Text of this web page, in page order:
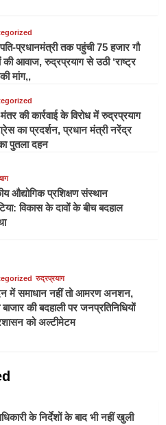
प्रधानमंत्री तक पहुंची 75 हजार गौ
आवाज, रुद्रप्रयाग से उठी ‘राष्ट्र
की मांग,,
की कार्रवाई के विरोध में रुद्रप्रयाग
का प्रदर्शन, प्रधान मंत्री नरेंद्र
पुतला दहन
औद्योगिक प्रशिक्षण संस्थान
विकास के दावों के बीच बदहाल
रुद्रप्रयाग
में समाधान नहीं तो आमरण अनशन,
बाजार की बदहाली पर जनप्रतिनिधियों
को अल्टीमेटम
के निर्देशों के बाद भी नहीं खुली